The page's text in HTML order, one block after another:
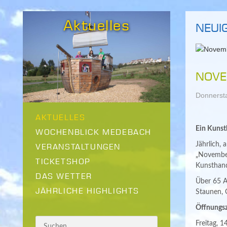
Aktuelles
AKTUELLES
WOCHENBLICK MEDEBACH
VERANSTALTUNGEN
TICKETSHOP
DAS WETTER
JÄHRLICHE HIGHLIGHTS
Ein
Jährlich,
Über 65
Staunen,
Freitag,